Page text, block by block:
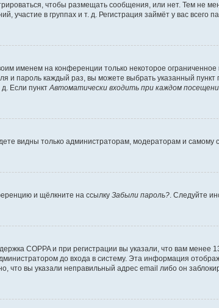
чтобы размещать сообщения, или нет. Тем не
в группах и т. д. Регистрация займёт у вас всего
именем на конференции только некоторое
и пароль каждый раз, вы можете выбрать указанный
Если пунктАвтоматически входить при каждом
видны только администраторам, модераторам и самому
и щёлкните на ссылку Забыли пароль?. Следуйте
COPPA и при регистрации вы указали, что вам менее
до входа в систему. Эта информация
вы указали неправильный адрес email либо он